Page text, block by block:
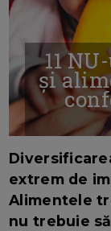
11
și
extrem de
Alimentele
nu trebuie